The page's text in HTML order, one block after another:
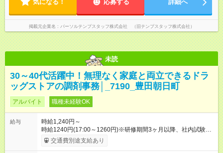
気になる！ 応募する 詳細へ
掲載元企業名 パーソルテンプスタッフ株式会社 （旧テンプスタッフ株式会社）
未読
30～40代活躍中！無理なく家庭と両立できるドラ
ッグストアの調剤事務│_7190_豊田朝日町
アルバイト 職種未経験OK
給与
時給1,240円～
時給1240円(17:00～1260円)※研修期間3ヶ月以降、社内試験に
よる更新判定あり 社内試験合格後、時給＋50～100円の昇給あ
り （大学生は＋20円） 試用期間あり：入社日から3ヶ月間／本
交通費別途支給あり